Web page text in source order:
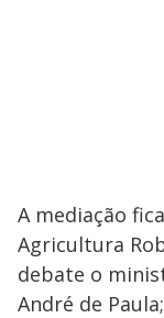
A mediação
Agricultura
debate o
André de